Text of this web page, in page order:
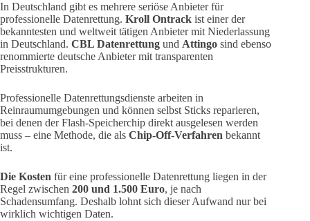
In Deutschland gibt es mehrere seriöse Anbieter für
professionelle Datenrettung. Kroll Ontrack ist einer der
bekanntesten und weltweit tätigen Anbieter mit Niederlassung
in Deutschland. CBL Datenrettung und Attingo sind ebenso
renommierte deutsche Anbieter mit transparenten
Preisstrukturen.
Professionelle Datenrettungsdienste arbeiten in
Reinraumumgebungen und können selbst Sticks reparieren,
bei denen der Flash-Speicherchip direkt ausgelesen werden
muss – eine Methode, die als Chip-Off-Verfahren bekannt
ist.
Die Kosten für eine professionelle Datenrettung liegen in der
Regel zwischen 200 und 1.500 Euro, je nach
Schadensumfang. Deshalb lohnt sich dieser Aufwand nur bei
wirklich wichtigen Daten.